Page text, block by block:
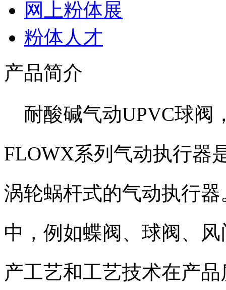
网上粉体展
粉体人才
产品简介
耐酸碱气动UPVC球阀
FLOWX系列气动执行器
涡轮蜗杆式的气动执行
中，例如蝶阀、球阀、
产工艺和工艺技术在产